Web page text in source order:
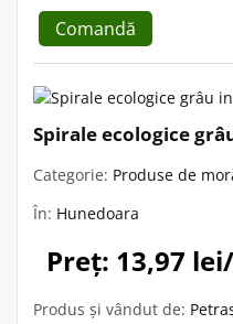
Comandă
Spirale ecologice
Categorie: Produse de
În: Hunedoara
Preț: 13,97
Produs și vândut de: